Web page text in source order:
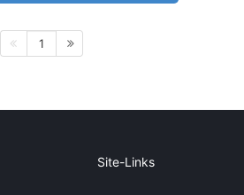
1
Site-Links